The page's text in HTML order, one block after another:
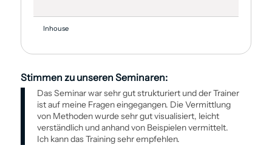
Inhouse
Stimmen zu unseren Seminaren:
Das Seminar war sehr gut strukturiert und der Trainer
ist auf meine Fragen eingegangen. Die Vermittlung
von Methoden wurde sehr gut visualisiert, leicht
verständlich und anhand von Beispielen vermittelt.
Ich kann das Training sehr empfehlen.